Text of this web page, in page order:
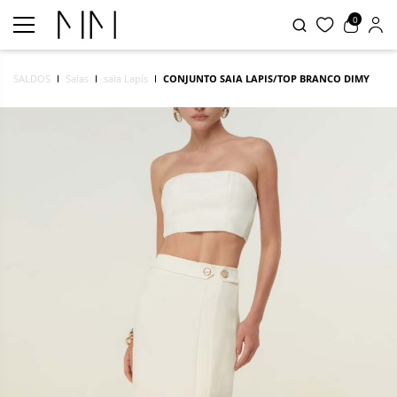
0
SALDOS Saias saia Lapís CONJUNTO SAIA LAPIS/TOP BRANCO DIMY